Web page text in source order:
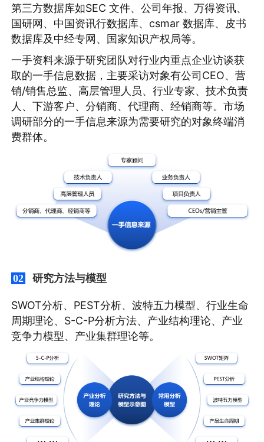
第三方数据库如SEC 文件、公司年报、万得资讯、
国研网、中国资讯行数据库、csmar 数据库、皮书
数据库及中经专网、国家知识产权局等。
一手资料来源于研究团队对行业内重点企业访谈获
取的一手信息数据，主要采访对象有公司CEO、营
销/销售总监、高层管理人员、行业专家、技术负责
人、下游客户、分销商、代理商、经销商等。市场
调研部分的一手信息来源为需要研究的对象终端消
费群体。
02 研究方法与模型
SWOT分析、PEST分析、波特五力模型、行业生命
周期理论、S-C-P分析方法、产业结构理论、产业
竞争力模型、产业集群理论等。